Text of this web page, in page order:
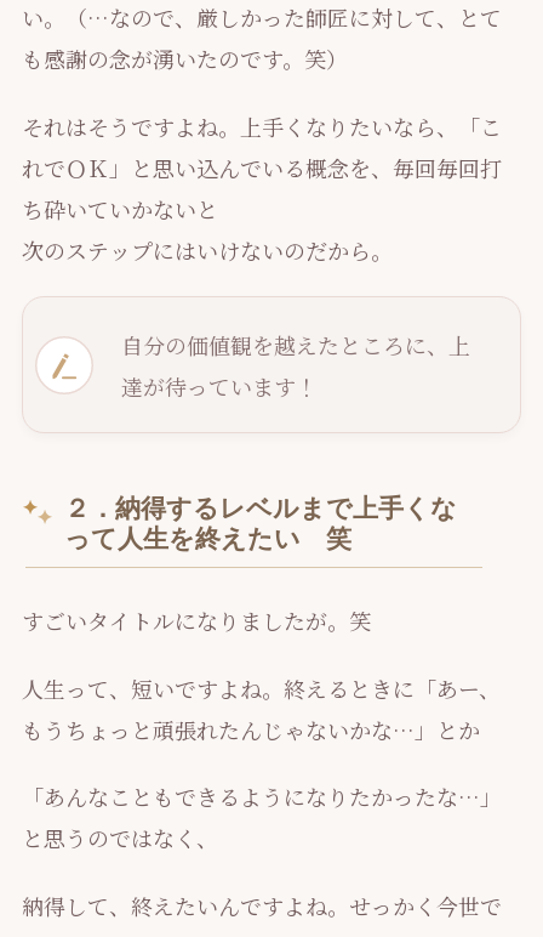
い。（…なので、厳しかった師匠に対して、とて
も感謝の念が湧いたのです。笑）
それはそうですよね。上手くなりたいなら、「こ
れでＯＫ」と思い込んでいる概念を、毎回毎回打
ち砕いていかないと
次のステップにはいけないのだから。
自分の価値観を越えたところに、上
達が待っています ！
２．納得するレベルまで上手くな
って人生を終えたい 笑
すごいタイトルになりましたが。笑
人生って、短いですよね。終えるときに「あー、
もうちょっと頑張れたんじゃないかな…」とか
「あんなこともできるようになりたかったな…」
と思うのではなく、
納得して、終えたいんですよね。せっかく今世で